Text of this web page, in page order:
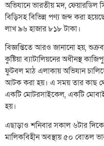
অভিযানে ভারতীয় মদ, ফেয়ারডিল
বিড়িসহ বিভিন্ন পণ্য জব্দ করা
লাখ ৯৬ হাজার ৮১৮ টাকা।
বিজ্ঞপ্তিতে আরও জানানো হয়,
কুষ্টিয়া ব্যাটালিয়নের অধীনস্থ
ফুটবল মাঠ এলাকায় অভিযান
আটক করা হয়। এ সময় তার কাছ
একটি মোটরসাইকেল, একটি
হয়।
এছাড়াও শনিবার সকাল ৬টার
মালিকবিহীন অবস্থায় ৫০ বোতল